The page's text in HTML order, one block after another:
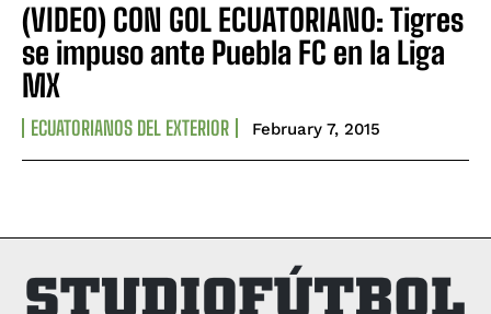
(VIDEO) CON GOL ECUATORIANO: Tigres
se impuso ante Puebla FC en la Liga
MX
ECUATORIANOS DEL EXTERIOR February 7, 2015